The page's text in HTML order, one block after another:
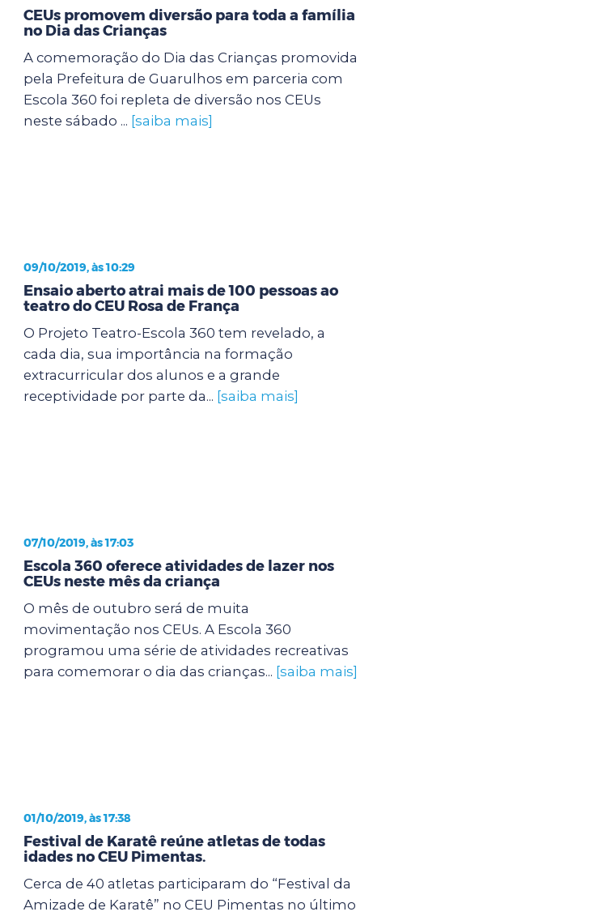
CEUs promovem diversão para toda a família
no Dia das Crianças
A comemoração do Dia das Crianças promovida
pela Prefeitura de Guarulhos em parceria com
Escola 360 foi repleta de diversão nos CEUs
neste sábado ... [saiba mais]
09/10/2019, às 10:29
Ensaio aberto atrai mais de 100 pessoas ao
teatro do CEU Rosa de França
O Projeto Teatro-Escola 360 tem revelado, a
cada dia, sua importância na formação
extracurricular dos alunos e a grande
receptividade por parte da... [saiba mais]
07/10/2019, às 17:03
Escola 360 oferece atividades de lazer nos
CEUs neste mês da criança
O mês de outubro será de muita
movimentação nos CEUs. A Escola 360
programou uma série de atividades recreativas
para comemorar o dia das crianças... [saiba mais]
01/10/2019, às 17:38
Festival de Karatê reúne atletas de todas
idades no CEU Pimentas.
Cerca de 40 atletas participaram do “Festival da
Amizade de Karatê” no CEU Pimentas no último